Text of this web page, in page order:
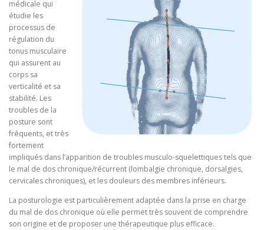
médicale qui
étudie les
processus de
régulation du
tonus musculaire
qui assurent au
corps sa
verticalité et sa
stabilité. Les
troubles de la
posture sont
fréquents, et très
fortement
impliqués dans l’apparition de troubles musculo-squelettiques tels que
le mal de dos chronique/récurrent (lombalgie chronique, dorsalgies,
cervicales chroniques), et les douleurs des membres inférieurs.
La posturologie est particulièrement adaptée dans la prise en charge
du mal de dos chronique où elle permet très souvent de comprendre
son origine et de proposer une thérapeutique plus efficace.